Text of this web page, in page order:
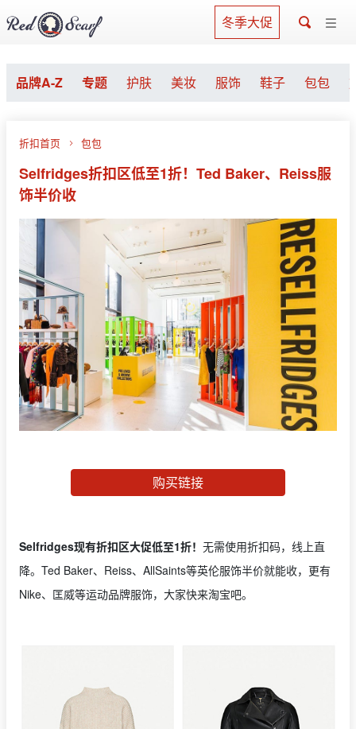
冬季大促
品牌A-Z 专题 护肤 美妆 服饰 鞋子 包包
折扣首页 包包
Selfridges折扣区低至1折！Ted Baker、Reiss服
饰半价收
购买链接
Selfridges现有折扣区大促低至1折！ 无需使用折扣码，线上直
降。Ted Baker、Reiss、AllSaints等英伦服饰半价就能收，更有
Nike、匡威等运动品牌服饰，大家快来淘宝吧。